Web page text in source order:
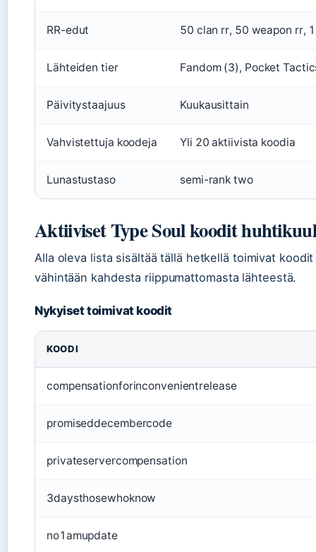
RR-edut 50 clan rr, 50 weapon rr,
Lähteiden tier Fandom (3), Pocket
Päivitystaajuus Kuukausittain
Vahvistettuja koodeja Yli 20 aktiivista koodia
Lunastustaso semi-rank two
Aktiiviset Type Soul koodit
Alla oleva lista sisältää tällä hetkellä toimivat
vähintään kahdesta riippumattomasta lähteestä.
Nykyiset toimivat koodit
KOODI
compensationforinconvenientrelease
promiseddecembercode
privateservercompensation
3daysthosewhoknow
no1amupdate